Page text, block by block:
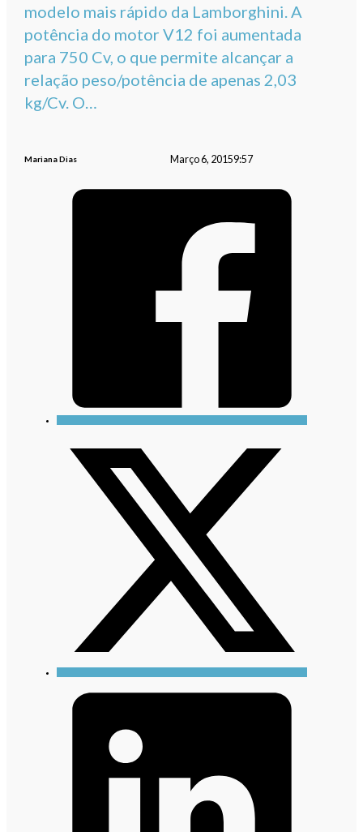
modelo mais rápido da Lamborghini. A
potência do motor V12 foi aumentada
para 750 Cv, o que permite alcançar a
relação peso/potência de apenas 2,03
kg/Cv. O…
Mariana Dias Março 6, 20159:57